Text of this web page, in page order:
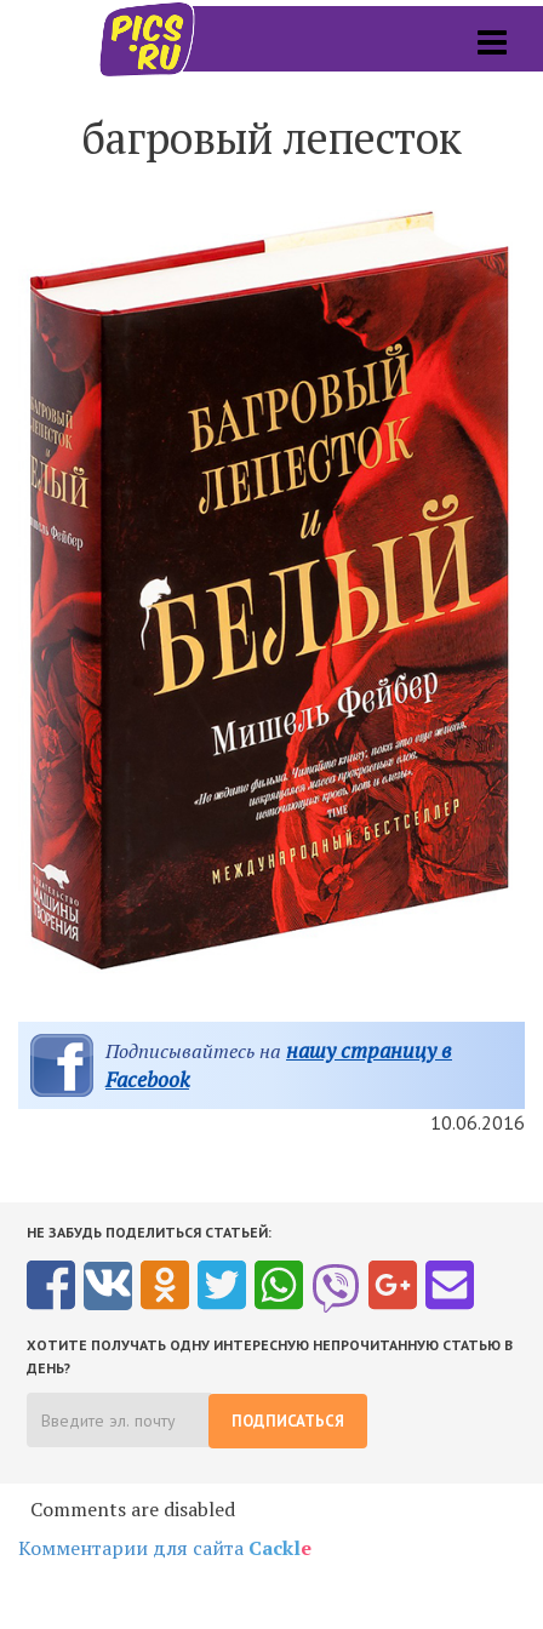
багровый лепесток
Подписывайтесь на нашу страницу в
Facebook
10.06.2016
НЕ ЗАБУДЬ ПОДЕЛИТЬСЯ СТАТЬЕЙ:
ХОТИТЕ ПОЛУЧАТЬ ОДНУ ИНТЕРЕСНУЮ НЕПРОЧИТАННУЮ СТАТЬЮ В
ДЕНЬ?
ПОДПИСАТЬСЯ
Comments are disabled
Комментарии для сайта Cackle